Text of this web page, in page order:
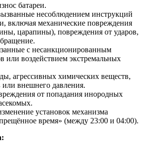
батареи.
несоблюдением инструкций
включая механические повреждения
царапины), повреждения от ударов,
с несанкционированным
или воздействием экстремальных
агрессивных химических веществ,
или внешнего давления.
от попадания инородных
установок механизма
время» (между 23:00 и 04:00).